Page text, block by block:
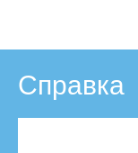
Справка